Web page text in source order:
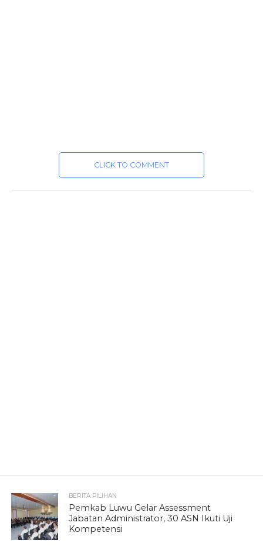
CLICK TO COMMENT
BERITA PILIHAN
Pemkab Luwu Gelar Assessment
Jabatan Administrator, 30 ASN Ikuti Uji
Kompetensi